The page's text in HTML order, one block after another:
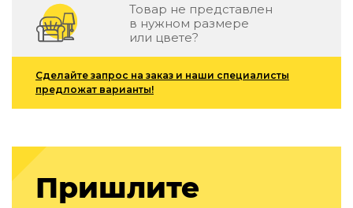
Все коллекции мебели
Подбор, производство и комплектация по вашему
Декор
По типу
Предметы интерьера
Зеркала
Вентиляторы
Ковры
Товар не представлен
в нужном размере
или цвете?
Сделайте запрос на заказ и наши специалисты
предложат варианты!
Пришлите